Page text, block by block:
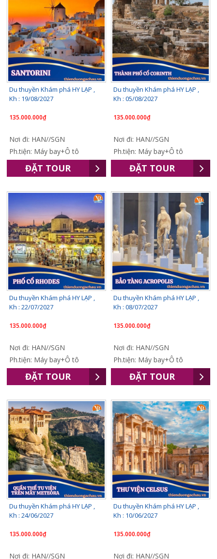
Du thuyền Khám phá HY LẠP ,
Kh : 19/08/2027
135.000.000₫
Nơi đi: HAN//SGN
Ph.tiện: Máy bay+Ô tô
ĐẶT TOUR
Du thuyền Khám phá HY LẠP ,
Kh : 05/08/2027
135.000.000₫
Nơi đi: HAN//SGN
Ph.tiện: Máy bay+Ô tô
ĐẶT TOUR
Du thuyền Khám phá HY LẠP ,
Kh : 22/07/2027
135.000.000₫
Nơi đi: HAN//SGN
Ph.tiện: Máy bay+Ô tô
ĐẶT TOUR
Du thuyền Khám phá HY LẠP ,
Kh : 08/07/2027
135.000.000₫
Nơi đi: HAN//SGN
Ph.tiện: Máy bay+Ô tô
ĐẶT TOUR
Du thuyền Khám phá HY LẠP ,
Kh : 24/06/2027
135.000.000₫
Nơi đi: HAN//SGN
Du thuyền Khám phá HY LẠP ,
Kh : 10/06/2027
135.000.000₫
Nơi đi: HAN//SGN